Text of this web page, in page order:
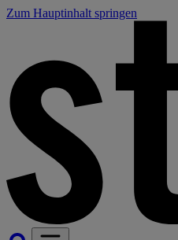
Zum Hauptinhalt springen